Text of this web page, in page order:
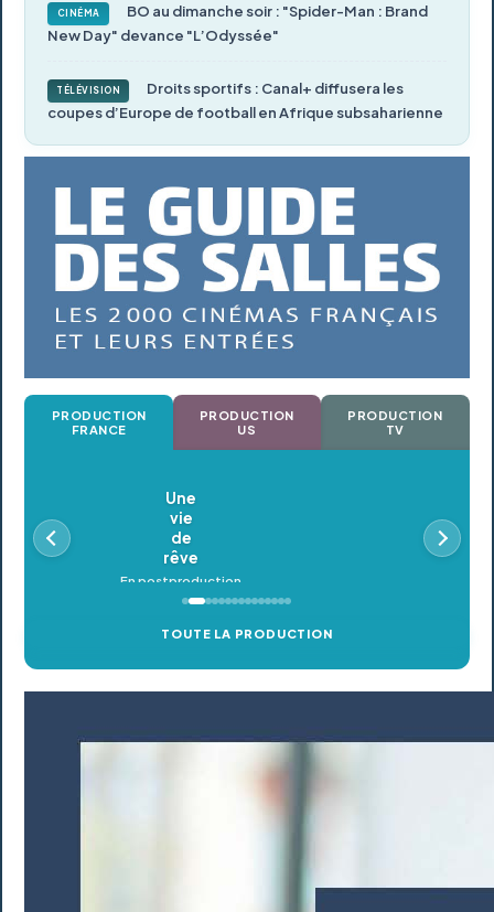
CINÉMA
BO au dimanche soir : "Spider-Man : Brand
New Day" devance "L’Odyssée"
TÉLÉVISION
Droits sportifs : Canal+ diffusera les
coupes d’Europe de football en Afrique subsaharienne
PRODUCTION
FRANCE
PRODUCTION
US
PRODUCTION
TV
Oldeupe
En postproduction
TOUTE LA PRODUCTION